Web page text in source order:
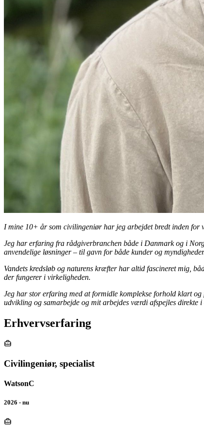
I mine 10+ år som civilingeniør har jeg arbejdet bredt inden for
Jeg har erfaring fra rådgiverbranchen både i Danmark og i
anvendelige løsninger – til gavn for både kunder og
Vandets kredsløb og naturens kræfter har altid fascineret mig,
der fungerer i virkeligheden.
Jeg har stor erfaring med at formidle komplekse forhold klart
udvikling og samarbejde og mit arbejdes værdi afspejles direkte i
Erhvervserfaring
Civilingeniør, specialist
WatsonC
2026 - nu